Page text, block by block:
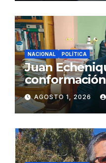
NACIONAL POLÍTICA
Juan
gabinete
Fujimori
AGOSTO 1, 2026